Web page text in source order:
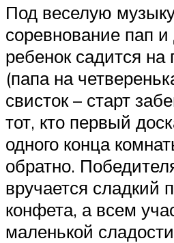
Под веселую
соревнование пап
ребенок садится на
(папа на
свисток – старт
тот, кто первый
одного конца
обратно.
вручается сладкий
конфета, а всем
маленькой